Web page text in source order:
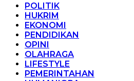
POLITIK
HUKRIM
EKONOMI
PENDIDIKAN
OPINI
OLAHRAGA
LIFESTYLE
PEMERINTAHAN